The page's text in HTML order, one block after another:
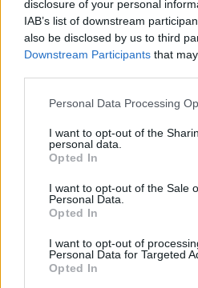
disclosure of your personal
IAB’s list of downstream
also be disclosed by us to third
Downstream Participants that
Please note that this website/app
not limited to your visit or usage
grant or deny consent to Google
use your data for below specified
consent section.
Personal Data Processing
I want to opt-out of the
personal data.
Opted In
I want to opt-out of the Sale
Personal Data.
Opted In
I want to opt-out of
Personal Data for Targeted
Opted In
19.07.24
ανάδοχες επιχειρήσεις
γευμάτων – Επιπλέον
ελέγχων και διαφάνειας